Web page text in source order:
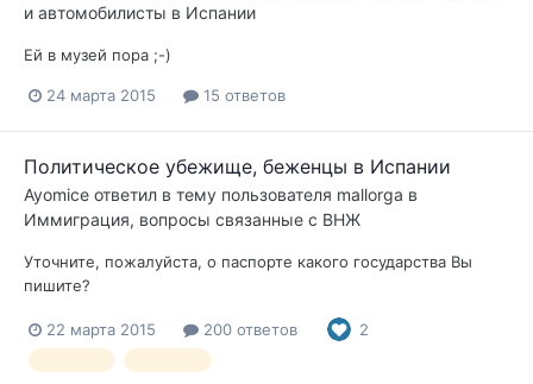
и автомобилисты в Испании
Ей в музей пора ;-)
24 марта 2015 15 ответов
Политическое убежище, беженцы в Испании
Ayomice ответил в тему пользователя mallorga в
Иммиграция, вопросы связанные с ВНЖ
Уточните, пожалуйста, о паспорте какого государства Вы
пишите?
22 марта 2015 200 ответов 2